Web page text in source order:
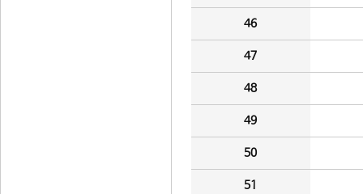
46
47
48
49
50
51